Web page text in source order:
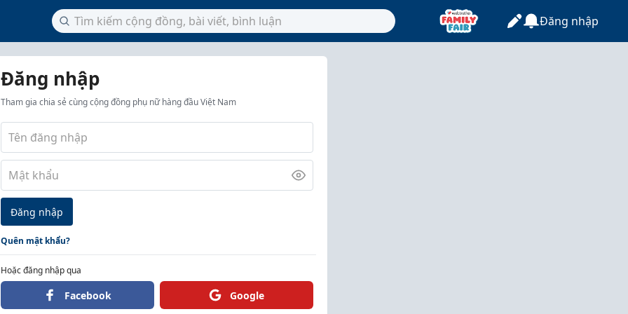
Đăng nhập
Đăng nhập
Tham gia chia sẻ cùng cộng đồng phụ nữ hàng đầu Việt Nam
Đăng nhập
Quên mật khẩu?
Hoặc đăng nhập qua
Facebook Google